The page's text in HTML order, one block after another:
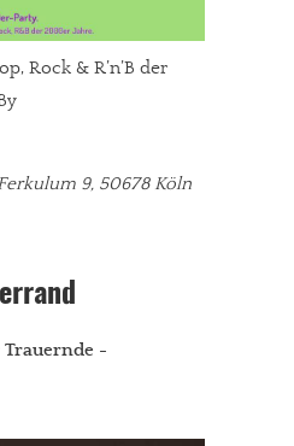
Rock & R’n’B der
9, 50678 Köln
Trauernde -